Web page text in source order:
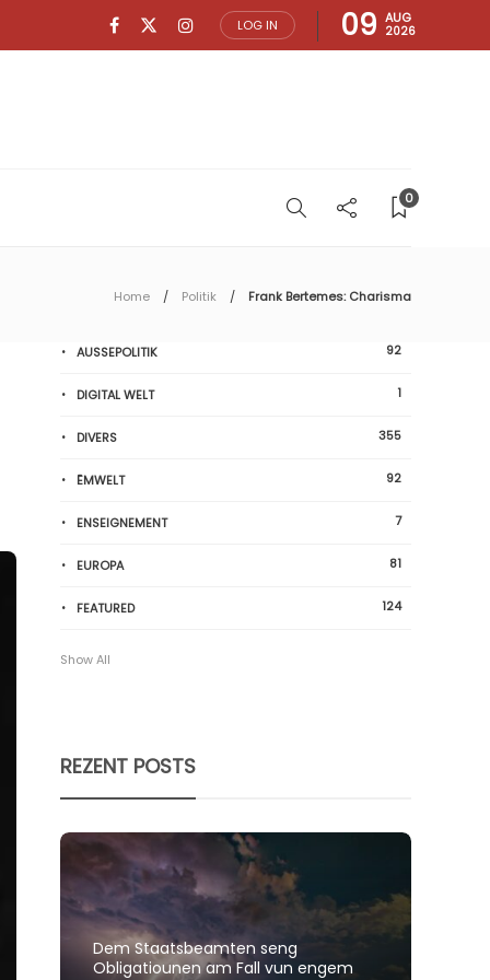
LOG IN 09 AUG
2026
0
Home Politik Frank Bertemes: Charisma
AUSSEPOLITIK 92
DIGITAL WELT 1
DIVERS 355
ËMWELT 92
ENSEIGNEMENT 7
EUROPA 81
FEATURED 124
Show All
REZENT POSTS
Dem Staatsbeamten seng
Obligatiounen am Fall vun engem